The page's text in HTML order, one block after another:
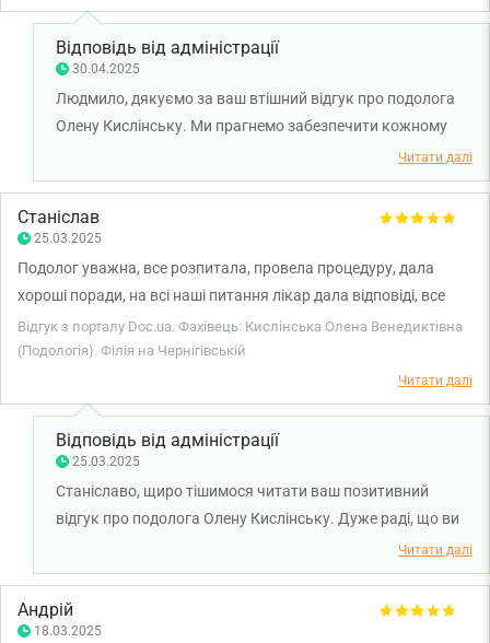
не раз. Рекомендую від щирого серця!
Відповідь від адміністрації
30.04.2025
Людмило, дякуємо за ваш втішний відгук про подолога
Олену Кислінську. Ми прагнемо забезпечити кожному
пацієнту найкращий догляд, і так приємно чути, що вам
вдалося відчути турботу та професіоналізм. Бажаємо
вам міцного здоров'я!
Читати далі
Станіслав
25.03.2025
Подолог уважна, все розпитала, провела процедуру, дала
хороші поради, на всі наші питання лікар дала відповіді, все
було доступно і зрозуміло. Фахівець дуже хороша, приємна,
людяна, дуже добре до нас поставилася.
Відгук з порталу Doc.ua. Фахівець: Кислінська Олена Венедиктівна
(Подологія). Філія на Чернігівській
Читати далі
Відповідь від адміністрації
25.03.2025
Станіславо, щиро тішимося читати ваш позитивний
відгук про подолога Олену Кислінську. Дуже раді, що ви
залишились задоволені своїм візитом. Бажаємо вам
міцного здоров'я!
Читати далі
Андрій
18.03.2025